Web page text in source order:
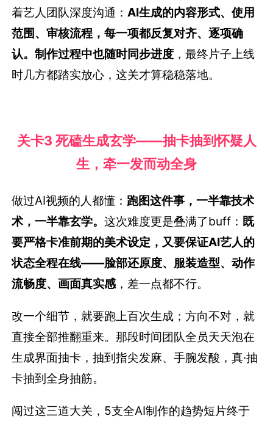
着艺人团队深度沟通： AI生成的内容形式、使用
范围、审核流程，每一项都反复对齐、逐项确
认。制作过程中也随时同步进度 ，最终片子上线
时几方都踏实放心，这关才算稳稳落地。
关卡3 死磕生成玄学——抽卡抽到怀疑人
生，牵一发而动全身
做过AI视频的人都懂： 跑图这件事，一半靠技术
术，一半靠玄学。这次难度更是叠满了buff： 既
要严格卡准前期的美术设定，又要保证AI艺人的
状态全程在线——脸部还原度、服装造型、动作
流畅度、画面真实感 ，差一点都不行。
改一个细节，就要跑上百次生成；方向不对，就
直接全部推翻重来。那段时间团队全员天天泡在
生成界面抽卡，抽到指尖发麻、手腕发酸，真·抽
卡抽到全身抽筋。
闯过这三道大关，5支全AI制作的趋势短片终于